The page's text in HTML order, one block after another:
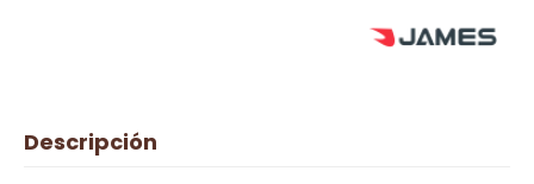
Descripción